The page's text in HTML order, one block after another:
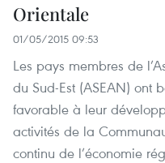
Orientale
01/05/2015 09:53
Les pays membres de
du Sud-Est (ASEAN) ont
favorable à leur
activités de la
continu de l’économie